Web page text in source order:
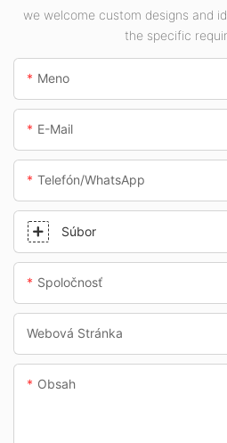
stanice a
we welcome custom designs and
the specific
Meno
E-Mail
Telefón/whatsApp
Súbor
Spoločnosť
Webová Stránka
Obsah